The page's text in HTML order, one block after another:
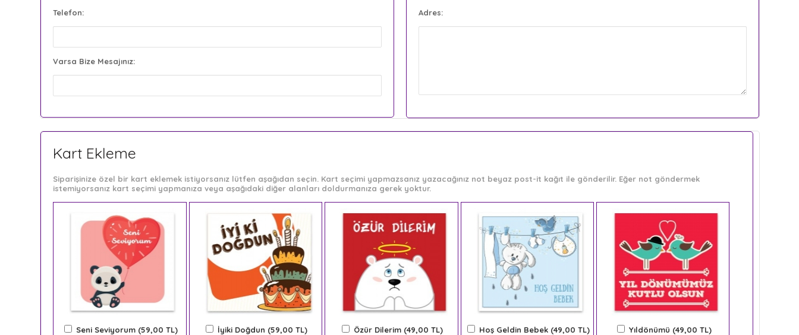
Telefon:
Varsa Bize Mesajınız:
Adres:
Kart Ekleme
Siparişinize özel bir kart eklemek istiyorsanız lütfen aşağıdan seçin. Kart seçimi yapmazsanız yazacağınız not beyaz post-it kağıt ile gönderilir. Eğer not göndermek
istemiyorsanız kart seçimi yapmanıza veya aşağıdaki diğer alanları doldurmanıza gerek yoktur.
Seni Seviyorum (59,00 TL) İyiki Doğdun (59,00 TL) Özür Dilerim (49,00 TL) Hoş Geldin Bebek (49,00 TL) Yıldönümü (49,00 TL)